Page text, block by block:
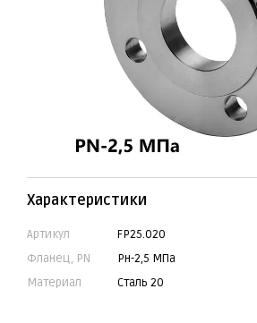
Характеристики
Артикул
FP25.020
Фланец, PN
Рн-2,5 МПа
Материал
Сталь 20